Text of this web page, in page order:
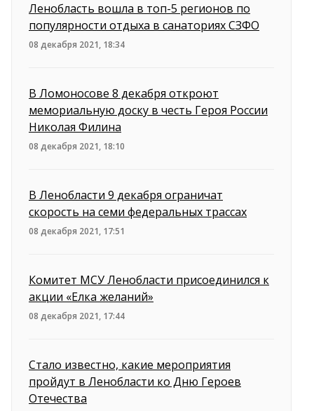
Ленобласть вошла в топ-5 регионов по
популярности отдыха в санаториях СЗФО
08 декабря 2021, 18:34
В Ломоносове 8 декабря откроют
мемориальную доску в честь Героя России
Николая Филина
08 декабря 2021, 18:10
В Ленобласти 9 декабря ограничат
скорость на семи федеральных трассах
08 декабря 2021, 17:51
Комитет МСУ Ленобласти присоединился к
акции «Елка желаний»
08 декабря 2021, 17:44
Стало известно, какие мероприятия
пройдут в Ленобласти ко Дню Героев
Отечества